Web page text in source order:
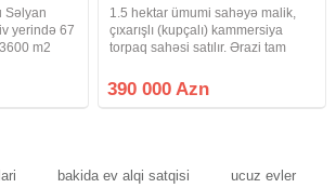
Səlyan
yerində 67
m2
suallar
Bütün
1.5 hektar ümumi sahəyə malik,
çıxarışlı (kupçalı) kammersiya
torpaq sahəsi satılır. Ərazi tam
fəaliyyəti üçün uyğundur. Sahədə
qaz, su və işıq xətləri mövcuddur.
390 000 Azn
bakida ev alqi satqisi ucuz evler